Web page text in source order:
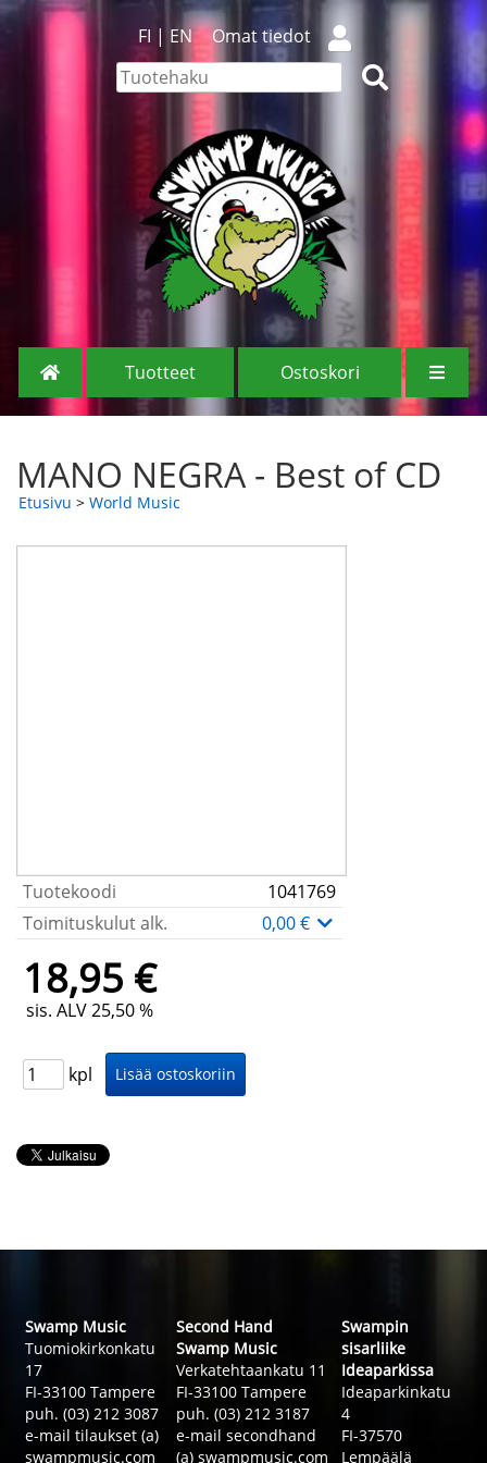
FI | EN Omat tiedot
Tuotteet Ostoskori
MANO NEGRA - Best of CD
Etusivu > World Music
Tuotekoodi
1041769
Toimituskulut alk.
0,00 €
18,95 €
sis. ALV 25,50 %
kpl
Swamp Music
Tuomiokirkonkatu
17
FI-33100 Tampere
puh. (03) 212 3087
e-mail tilaukset (a)
swampmusic.com
Second Hand
Swamp Music
Verkatehtaankatu 11
FI-33100 Tampere
puh. (03) 212 3187
e-mail secondhand
(a) swampmusic.com
Swampin
sisarliike
Ideaparkissa
Ideaparkinkatu
4
FI-37570
Lempäälä